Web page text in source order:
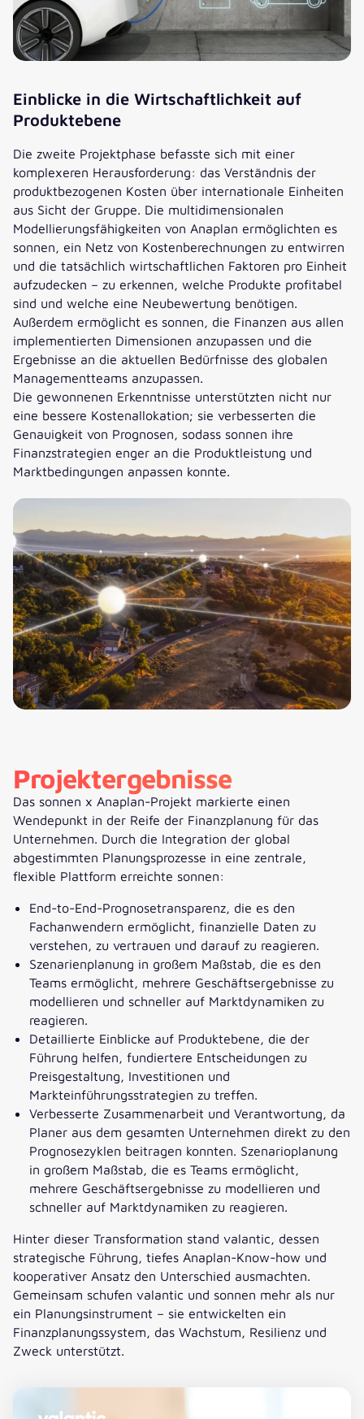
Einblicke in die Wirtschaftlichkeit auf
Produktebene
Die zweite Projektphase befasste sich mit einer
komplexeren Herausforderung: das Verständnis der
produktbezogenen Kosten über internationale Einheiten
aus Sicht der Gruppe. Die multidimensionalen
Modellierungsfähigkeiten von Anaplan ermöglichten es
sonnen, ein Netz von Kostenberechnungen zu entwirren
und die tatsächlich wirtschaftlichen Faktoren pro Einheit
aufzudecken – zu erkennen, welche Produkte profitabel
sind und welche eine Neubewertung benötigen.
Außerdem ermöglicht es sonnen, die Finanzen aus allen
implementierten Dimensionen anzupassen und die
Ergebnisse an die aktuellen Bedürfnisse des globalen
Managementteams anzupassen.
Die gewonnenen Erkenntnisse unterstützten nicht nur
eine bessere Kostenallokation; sie verbesserten die
Genauigkeit von Prognosen, sodass sonnen ihre
Finanzstrategien enger an die Produktleistung und
Marktbedingungen anpassen konnte.
Projektergebnisse
Das sonnen x Anaplan-Projekt markierte einen
Wendepunkt in der Reife der Finanzplanung für das
Unternehmen. Durch die Integration der global
abgestimmten Planungsprozesse in eine zentrale,
flexible Plattform erreichte sonnen:
End-to-End-Prognosetransparenz, die es den
Fachanwendern ermöglicht, finanzielle Daten zu
verstehen, zu vertrauen und darauf zu reagieren.
Szenarienplanung in großem Maßstab, die es den
Teams ermöglicht, mehrere Geschäftsergebnisse zu
modellieren und schneller auf Marktdynamiken zu
reagieren.
Detaillierte Einblicke auf Produktebene, die der
Führung helfen, fundiertere Entscheidungen zu
Preisgestaltung, Investitionen und
Markteinführungsstrategien zu treffen.
Verbesserte Zusammenarbeit und Verantwortung, da
Planer aus dem gesamten Unternehmen direkt zu den
Prognosezyklen beitragen konnten. Szenarioplanung
in großem Maßstab, die es Teams ermöglicht,
mehrere Geschäftsergebnisse zu modellieren und
schneller auf Marktdynamiken zu reagieren.
Hinter dieser Transformation stand valantic, dessen
strategische Führung, tiefes Anaplan-Know-how und
kooperativer Ansatz den Unterschied ausmachten.
Gemeinsam schufen valantic und sonnen mehr als nur
ein Planungsinstrument – sie entwickelten ein
Finanzplanungssystem, das Wachstum, Resilienz und
Zweck unterstützt.